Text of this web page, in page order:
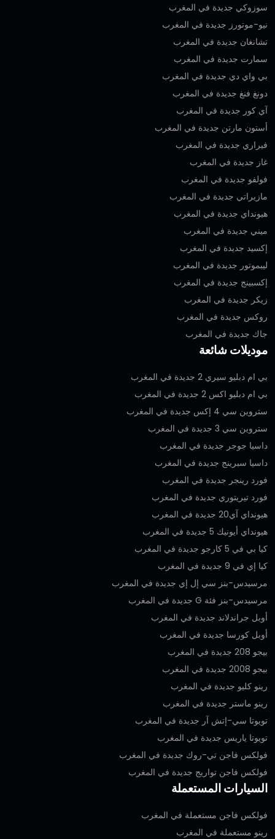
سوزوكي جديدة في المغرب
نيو-موتورز جديدة في المغرب
تشانغان جديدة في المغرب
سمارت جديدة في المغرب
بي واي دي جديدة في المغرب
دونغ فنغ جديدة في المغرب
آي كور جديدة في المغرب
أستون مارتن جديدة في المغرب
فيراري جديدة في المغرب
غاز جديدة في المغرب
فولفو جديدة في المغرب
مازيراتي جديدة في المغرب
هيونداي جديدة في المغرب
ميني جديدة في المغرب
إكسيد جديدة في المغرب
ليبموتور جديدة في المغرب
إكسبينج جديدة في المغرب
زيكر جديدة في المغرب
روكس جديدة في المغرب
جاك جديدة في المغرب
موديلات شائعة
بي ام دبليو سيري 2 جديدة في المغرب
بي ام دبليو اكس 2 جديدة في المغرب
ستروين سي 4 إكس جديدة في المغرب
ستروين سي 3 جديدة في المغرب
داسيا جوجر جديدة في المغرب
داسيا سبرينج جديدة في المغرب
فورد رينجر جديدة في المغرب
فورد تيريتوري جديدة في المغرب
هيونداي آي20 جديدة في المغرب
هيونداي أيونيك 5 جديدة في المغرب
كيا بي في 5 كارجو جديدة في المغرب
كيا إي في 9 جديدة في المغرب
مرسيدس-بنز سي إل إي جديدة في المغرب
مرسيدس-بنز فئة G جديدة في المغرب
أوبل جراندلاند جديدة في المغرب
أوبل كورسا جديدة في المغرب
بيجو 208 جديدة في المغرب
بيجو 2008 جديدة في المغرب
رينو كليو جديدة في المغرب
رينو ماستر جديدة في المغرب
تويوتا سي-إتش آر جديدة في المغرب
تويوتا ياريس جديدة في المغرب
فولكس فاجن تي-روك جديدة في المغرب
فولكس فاجن تواريج جديدة في المغرب
السيارات المستعملة
فولكس فاجن مستعملة في المغرب
رينو مستعملة في المغرب